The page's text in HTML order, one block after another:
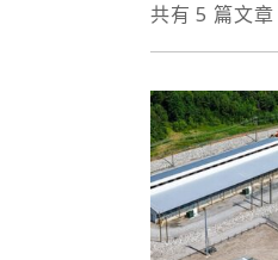
共有 5 篇文章